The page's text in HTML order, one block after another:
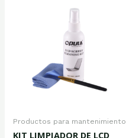
Productos para mantenimiento
KIT LIMPIADOR DE LCD